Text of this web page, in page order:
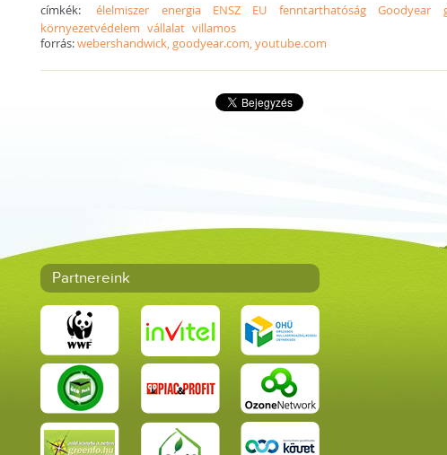
címkék:élelmiszer energia ENSZ EU fenntarthatóság Goodyear
környezetvédelem vállalat villamos
forrás:webershandwick, goodyear.com, youtube.com
Partnereink